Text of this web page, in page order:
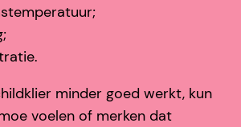
minder goed werkt, kun
voelen of merken dat